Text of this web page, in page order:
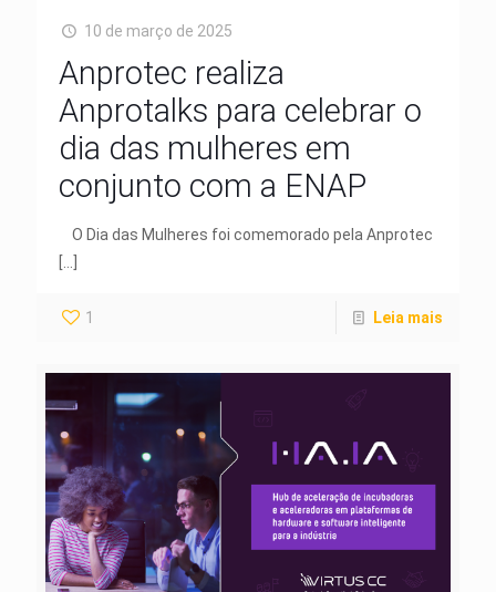
10 de março de 2025
Anprotec realiza
Anprotalks para celebrar o
dia das mulheres em
conjunto com a ENAP
O Dia das Mulheres foi comemorado pela Anprotec
1 Leia mais